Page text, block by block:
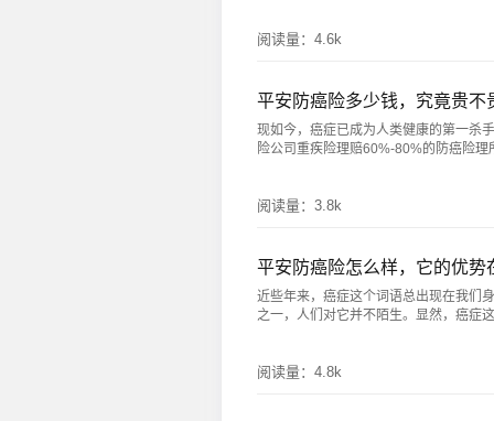
阅读量： 4.6k
平安防癌险多少钱，究竟贵不
现如今，癌症已成为人类健康的第一杀
险公司重疾险理赔60%-80%的防癌险理
阅读量： 3.8k
平安防癌险怎么样，它的优势
近些年来，癌症这个词语总出现在我们
之一，人们对它并不陌生。显然，癌症
阅读量： 4.8k